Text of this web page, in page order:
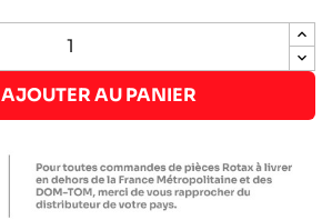
AJOUTER AU PANIER